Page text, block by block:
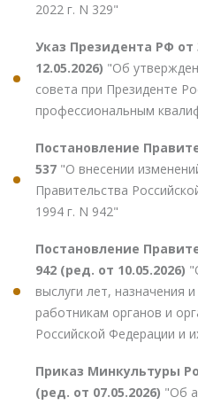
2022 г. N 329"
Указ Президента РФ от
12.05.2026) "Об
совета при Президенте
профессиональным
Постановление
537 "О внесении
Правительства
1994 г. N 942"
Постановление
942 (ред. от 10.05.2026)
выслуги лет, назначения
работникам органов и
Российской Федерации и
Приказ Минкультуры
(ред. от 07.05.2026) "Об